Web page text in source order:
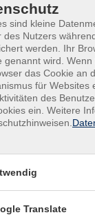
vhs
sind kleine
des Nutzers
werden. Ihr
genannt wird.
das Cookie an
für Websites
des
ein. Weitere
Translate